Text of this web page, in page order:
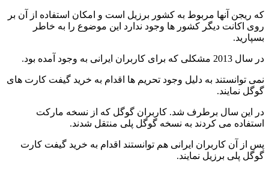
که ریجن آنها مربوط به کشور برزیل است و امکان استفاده از آن بر
روی اکانت دیگر کشور ها وجود ندارد این موضوع را به خاطر
بسپارید.
در سال 2013 مشکلی که برای کاربران ایرانی به وجود آمده بود.
نمی توانستند به دلیل وجود تحریم ها اقدام به خرید گیفت کارت های
گوگل نمایند.
در این سال برطرف شد. کاربران گوگل که از نسخه مارکت
استفاده می کردند به نسخه گوگل پلی منتقل شدند.
پس از آن کاربران ایرانی هم توانستند اقدام به خرید گیفت کارت
گوگل پلی برزیل نمایند.